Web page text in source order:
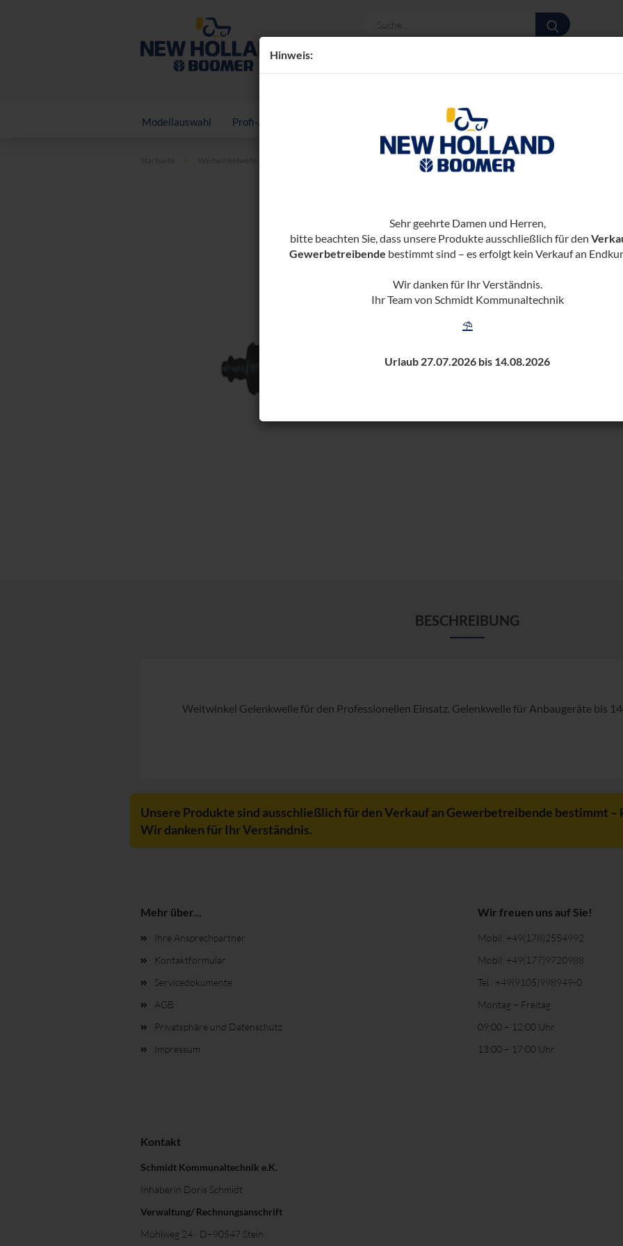
Hin­weis:
Sehr geehrte Damen und Herren,
bitte beachten Sie, dass unsere Produkte ausschließlich für den
Gewerbetreibende bestimmt sind – es erfolgt kein Verkauf an
Wir danken für Ihr Verständnis.
Ihr Team von Schmidt Kommunaltechnik
⛱️
Urlaub 27.07.2026 bis 14.08.2026
Suche...
Modellauswahl Profi-Anbaugeräte
»
BESCHREIBUNG
Weitwinkel Gelenkwelle für den Professionellen Einsatz. Gelenkwelle für Anbaugeräte bis
Unsere Produkte sind ausschließlich für den Verkauf an Gewerbetreibende bestimmt –
Wir danken für Ihr Verständnis.
Mehr über...
Ihre Ansprechpartner
Kontaktformular
Servicedokumente
AGB
Privatsphäre und Datenschutz
Impressum
Wir freuen uns auf Sie!
Mobil: +49(178)2554992
Mobil: +49(177)9720988
Tel.: +49(9105)998949-0
Montag – Freitag
09:00 – 12:00 Uhr
13:00 – 17:00 Uhr
Kontakt
Schmidt Kommunaltechnik e.K.
Inhaberin Doris Schmidt
Verwaltung/ Rechnungsanschrift
Mühlweg 24 · D–90547 Stein